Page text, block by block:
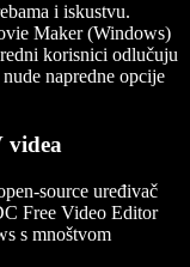
i iskustvu.
Maker (Windows)
korisnici odlučuju
napredne opcije
videa
source uređivač
Free Video Editor
s mnoštvom